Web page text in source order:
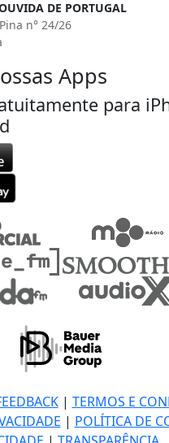
DE PORTUGAL
n° 24/26
Apps
para
| TERMOS E
| POLÍTICA DE